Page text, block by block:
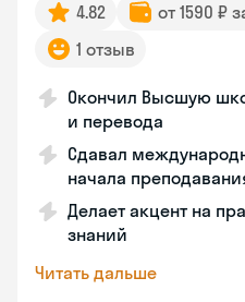
4.82 от 1590 ₽
1 отзыв
Окончил Высшую
и перевода
Сдавал
начала
Делает акцент на
знаний
Читать дальше